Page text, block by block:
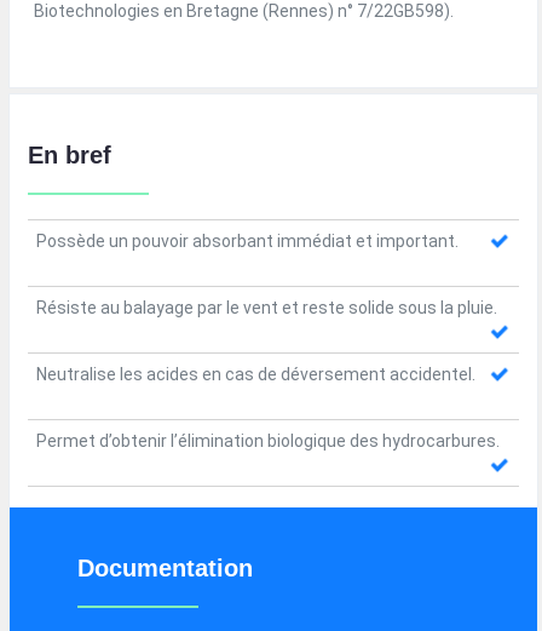
Biotechnologies en Bretagne (Rennes) n° 7/22GB598).
En bref
Possède un pouvoir absorbant immédiat et important.
Résiste au balayage par le vent et reste solide sous la pluie.
Neutralise les acides en cas de déversement accidentel.
Permet d’obtenir l’élimination biologique des hydrocarbures.
Documentation